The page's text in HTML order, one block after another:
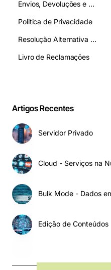
Envios, Devoluções e Pagamentos
Politica de Privacidade
Resolução Alternativa de Litígios
Livro de Reclamações
Artigos Recentes
Servidor Privado
Cloud - Serviços na
Bulk Mode - Dados
Edição de Conteúdos